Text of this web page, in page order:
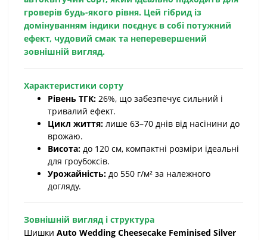
гроверів будь-якого рівня. Цей гібрид із
домінуванням індики поєднує в собі потужний
ефект, чудовий смак та неперевершений
зовнішній вигляд.
Характеристики сорту
Рівень ТГК: 26%, що забезпечує сильний і
тривалий ефект.
Цикл життя: лише 63–70 днів від насінини до
врожаю.
Висота: до 120 см, компактні розміри ідеальні
для гроубоксів.
Урожайність: до 550 г/м² за належного
догляду.
Зовнішній вигляд і структура
Шишки Auto Wedding Cheesecake Feminised Silver